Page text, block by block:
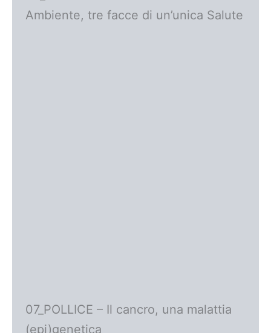
Ambiente, tre facce di un’unica Salute
07_POLLICE – Il cancro, una malattia
(epi)genetica